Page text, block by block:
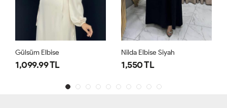
Gülsüm Elbise
1,099.99 TL
Nilda Elbise Siyah
1,550 TL